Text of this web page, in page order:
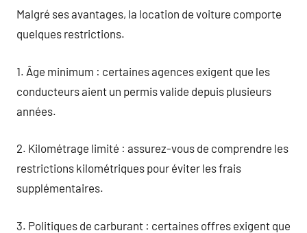
Malgré ses avantages, la location de voiture comporte
quelques restrictions.
1. Âge minimum : certaines agences exigent que les
conducteurs aient un permis valide depuis plusieurs
années.
2. Kilométrage limité : assurez-vous de comprendre les
restrictions kilométriques pour éviter les frais
supplémentaires.
3. Politiques de carburant : certaines offres exigent que